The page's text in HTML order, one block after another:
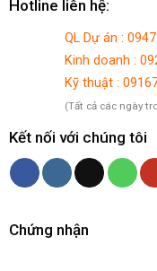
Hotline liên hệ:
QL Dự án :
Kinh doanh :
Kỹ thuật :
(Tất cả các ngày
Kết nối với chúng tôi
Chứng nhận